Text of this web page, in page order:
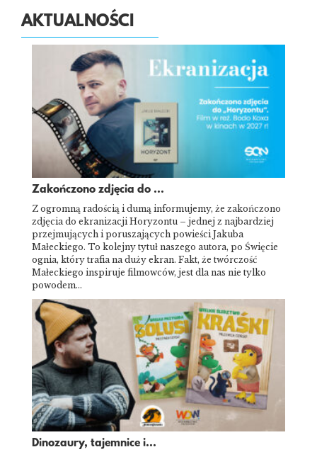
AKTUALNOŚCI
Zakończono zdjęcia do ...
Z ogromną radością i dumą informujemy, że zakończono
zdjęcia do ekranizacji Horyzontu – jednej z najbardziej
przejmujących i poruszających powieści Jakuba
Małeckiego. To kolejny tytuł naszego autora, po Święcie
ognia, który trafia na duży ekran. Fakt, że twórczość
Małeckiego inspiruje filmowców, jest dla nas nie tylko
powodem…
Dinozaury, tajemnice i...